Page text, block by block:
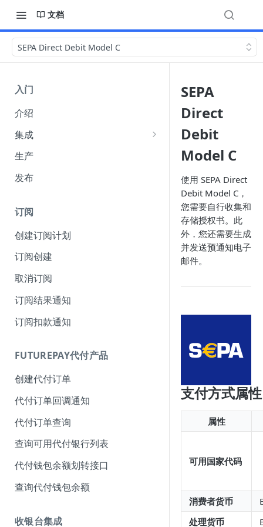
文档
SEPA Direct Debit Model C
入门
介绍
集成
集成选项
API 身份验证
（Authentication）
Webhook
收单货币 amount 参数说明
FuturePay 系统错误码响应文档
生产
发布
订阅
创建订阅计划
订阅创建
取消订阅
订阅结果通知
订阅扣款通知
FUTUREPAY代付产品
创建代付订单
代付订单回调通知
代付订单查询
查询可用代付银行列表
代付钱包余额划转接口
查询代付钱包余额
收银台集成
SEPA
Direct
Debit
Model C
使用 SEPA Direct
Debit Model C，
您需要自行收集和
存储授权书。此
外，您还需要生成
并发送预通知电子
邮件。
支付方式属性
属性
可用国家代码
消费者货币
处理货币